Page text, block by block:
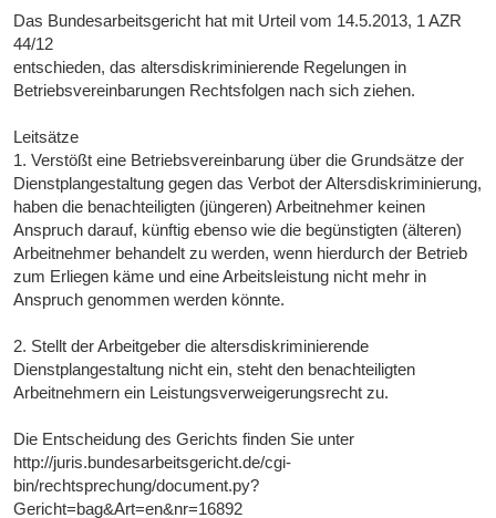
Das Bundesarbeitsgericht hat mit Urteil vom 14.5.2013, 1 AZR
44/12
entschieden, das altersdiskriminierende Regelungen in
Betriebsvereinbarungen Rechtsfolgen nach sich ziehen.
Leitsätze
1. Verstößt eine Betriebsvereinbarung über die Grundsätze der
Dienstplangestaltung gegen das Verbot der Altersdiskriminierung,
haben die benachteiligten (jüngeren) Arbeitnehmer keinen
Anspruch darauf, künftig ebenso wie die begünstigten (älteren)
Arbeitnehmer behandelt zu werden, wenn hierdurch der Betrieb
zum Erliegen käme und eine Arbeitsleistung nicht mehr in
Anspruch genommen werden könnte.
2. Stellt der Arbeitgeber die altersdiskriminierende
Dienstplangestaltung nicht ein, steht den benachteiligten
Arbeitnehmern ein Leistungsverweigerungsrecht zu.
Die Entscheidung des Gerichts finden Sie unter
http://juris.bundesarbeitsgericht.de/cgi-
bin/rechtsprechung/document.py?
Gericht=bag&Art=en&nr=16892